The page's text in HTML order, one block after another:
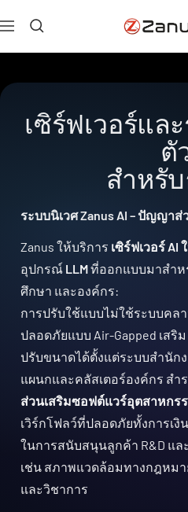
ไป
เนื้อหา
การ
เดิน
เรือ
ซานั
ส
เซิร์ฟเวอร์แล
ตั
สําหรั
ระบบนิเวศ Zanus AI – ปัญญ
Zanus ให้บริการ เซิร์ฟเวอร์ AI
อุปกรณ์ LLMที่ออกแบบมาสําห
ศึกษา และองค์กร:
การปรับใช้แบบไม่ใช้ระบบคล
ปลอดภัยแบบ Air-Gapped เสริ
ปรับขนาดได้ตั้งแต่ระบบสํานัก
แผนกและคลัสเตอร์องค์กร สํา
ส่วนเสริมซอฟต์แวร์อุตสาหกร
เวิร์กโฟลว์ที่ปลอดภัยทั้งการเ
ในการสนับสนุนลูกค้า R&D แ
เช่น สภาพแวดล้อมทางกฎหม
และวิชาการ